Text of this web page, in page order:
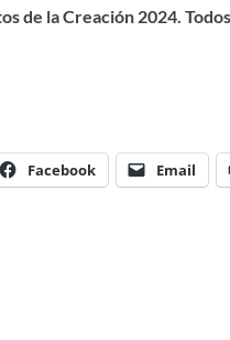
de la Creación 2024.
Facebook Email